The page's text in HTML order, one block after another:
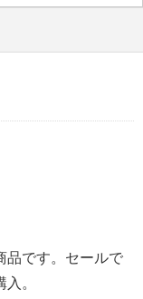
品です。セールで
。